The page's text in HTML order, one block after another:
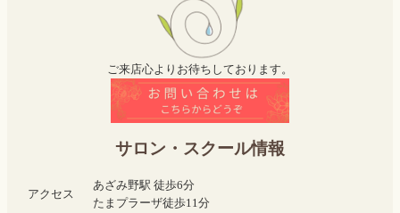
ご来店心よりお待ちしております。
サロン・スクール情報
アクセス
あざみ野駅 徒歩6分
たまプラーザ徒歩11分